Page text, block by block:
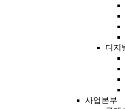
디지
사업본부